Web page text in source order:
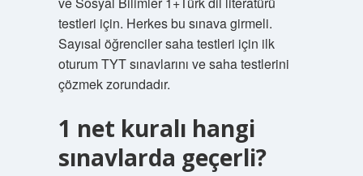
testleri için. Herkes bu sınava girmeli.
Sayısal öğrenciler saha testleri için ilk
oturum TYT sınavlarını ve saha testlerini
çözmek zorundadır.
1 net kuralı hangi
sınavlarda geçerli?